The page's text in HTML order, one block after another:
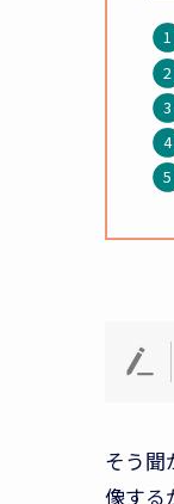
そう聞
像する